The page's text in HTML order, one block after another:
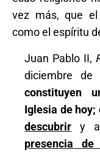
vez más, que el
como el espíritu
Juan Pablo II,
diciembre de
constituyen
Iglesia de hoy;
descubrir y a
presencia